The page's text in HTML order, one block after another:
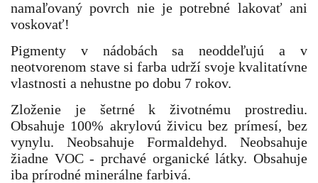
namaľovaný povrch nie je potrebné lakovať ani
voskovať!
Pigmenty v nádobách sa neoddeľujú a v
neotvorenom stave si farba udrží svoje kvalitatívne
vlastnosti a nehustne po dobu 7 rokov.
Zloženie je šetrné k životnému prostrediu.
Obsahuje 100% akrylovú živicu bez prímesí, bez
vynylu. Neobsahuje Formaldehyd. Neobsahuje
žiadne VOC - prchavé organické látky. Obsahuje
iba prírodné minerálne farbivá.